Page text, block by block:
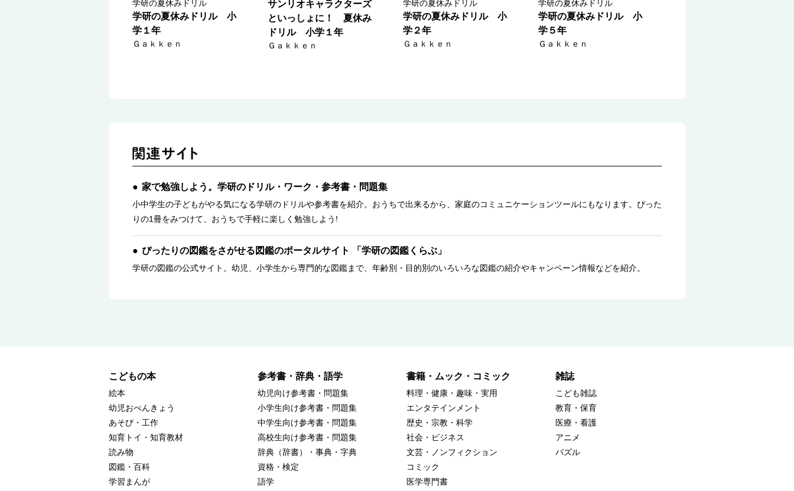
学研の夏休みドリル
学研の夏休みドリル 小
学１年
Ｇａｋｋｅｎ
サンリオキャラクターズ
といっしょに！ 夏休み
ドリル 小学１年
Ｇａｋｋｅｎ
学研の夏休みドリル
学研の夏休みドリル 小
学２年
Ｇａｋｋｅｎ
学研の夏休みドリル
学研の夏休みドリル 小
学５年
Ｇａｋｋｅｎ
家で勉強しよう。学研のドリル・ワーク・参考書・問題集
小中学生の子どもがやる気になる学研のドリルや参考書を紹介。おうちで出来るから、家庭のコミュニケーションツールにもなります。ぴった
りの1冊をみつけて、おうちで手軽に楽しく勉強しよう!
ぴったりの図鑑をさがせる図鑑のポータルサイト 「学研の図鑑くらぶ」
学研の図鑑の公式サイト。幼児、小学生から専門的な図鑑まで、年齢別・目的別のいろいろな図鑑の紹介やキャンペーン情報などを紹介。
こどもの本
絵本
幼児おべんきょう
あそび・工作
知育トイ・知育教材
読み物
図鑑・百科
学習まんが
参考書・辞典・語学
幼児向け参考書・問題集
小学生向け参考書・問題集
中学生向け参考書・問題集
高校生向け参考書・問題集
辞典（辞書）・事典・字典
資格・検定
語学
書籍・ムック・コミック
料理・健康・趣味・実用
エンタテインメント
歴史・宗教・科学
社会・ビジネス
文芸・ノンフィクション
コミック
医学専門書
雑誌
こども雑誌
教育・保育
医療・看護
アニメ
パズル